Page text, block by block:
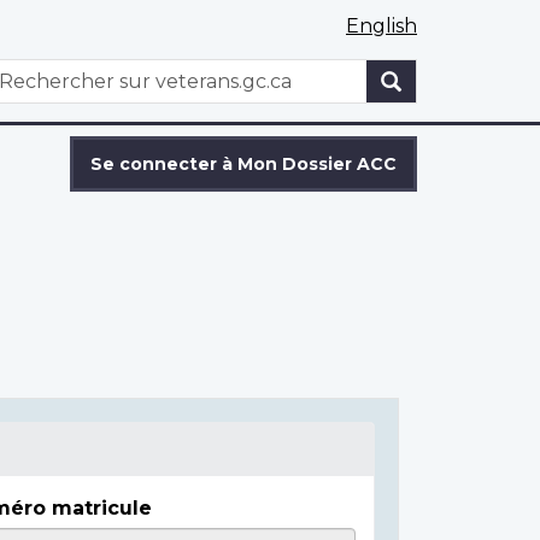
English
WxT
Se connecter à Mon Dossier ACC
matricule